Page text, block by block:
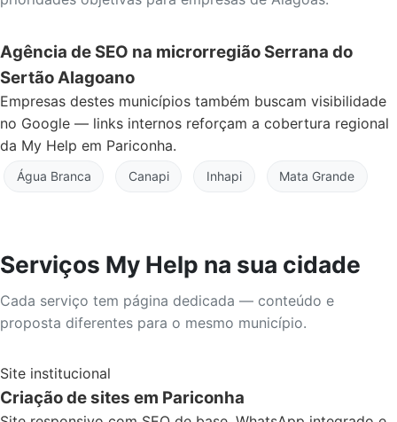
Agência de SEO na microrregião Serrana do
Sertão Alagoano
Empresas destes municípios também buscam visibilidade
no Google — links internos reforçam a cobertura regional
da My Help em Pariconha.
Água Branca Canapi Inhapi Mata Grande
Serviços My Help na sua cidade
Cada serviço tem página dedicada — conteúdo e
proposta diferentes para o mesmo município.
Site institucional
Criação de sites em Pariconha